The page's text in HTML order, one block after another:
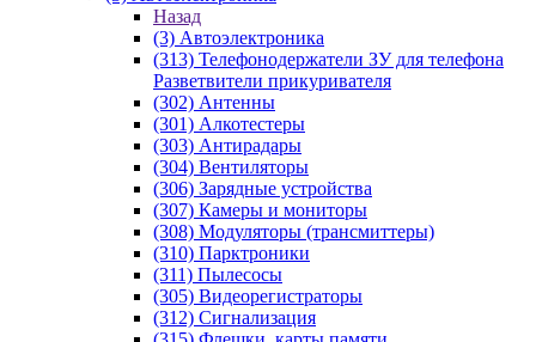
Назад
(3) Автоэлектроника
(313) Телефонодержатели ЗУ для телефона
Разветвители прикуривателя
(302) Антенны
(301) Алкотестеры
(303) Антирадары
(304) Вентиляторы
(306) Зарядные устройства
(307) Камеры и мониторы
(308) Модуляторы (трансмиттеры)
(310) Парктроники
(311) Пылесосы
(305) Видеорегистраторы
(312) Сигнализация